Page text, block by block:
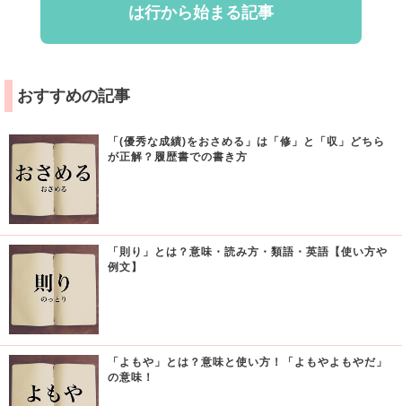
は行から始まる記事
おすすめの記事
「(優秀な成績)をおさめる」は「修」と「収」どちら
が正解？履歴書での書き方
「則り」とは？意味・読み方・類語・英語【使い方や
例文】
「よもや」とは？意味と使い方！「よもやよもやだ」
の意味！